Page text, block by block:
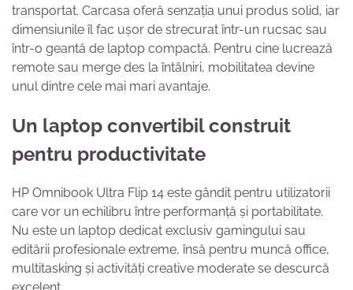
transportat. Carcasa oferă senzația unui produs solid, iar
dimensiunile îl fac ușor de strecurat într-un rucsac sau
într-o geantă de laptop compactă. Pentru cine lucrează
remote sau merge des la întâlniri, mobilitatea devine
unul dintre cele mai mari avantaje.
Un laptop convertibil construit
pentru productivitate
HP Omnibook Ultra Flip 14 este gândit pentru utilizatorii
care vor un echilibru între performanță și portabilitate.
Nu este un laptop dedicat exclusiv gamingului sau
editării profesionale extreme, însă pentru muncă office,
multitasking și activități creative moderate se descurcă